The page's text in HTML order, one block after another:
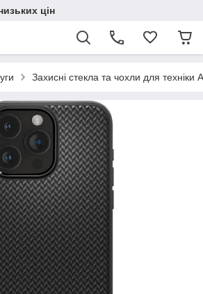
цін
Захисні стекла та чохли для техніки